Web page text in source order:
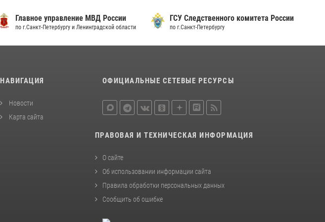
Главное управление МВД России
по г.Санкт-Петербургу и Ленинградской области
ГСУ Следственного комитета России
по г.Санкт-Петербургу
НАВИГАЦИЯ
Новости
Карта сайта
ОФИЦИАЛЬНЫЕ СЕТЕВЫЕ РЕСУРСЫ
ПРАВОВАЯ И ТЕХНИЧЕСКАЯ ИНФОРМАЦИЯ
О сайте
Об использовании информации сайта
Правила обработки персональных данных
Сообщить об ошибке